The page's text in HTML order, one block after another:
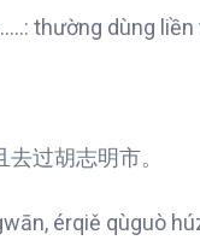
thường dùng
过胡志明市。
érqiě qùguò